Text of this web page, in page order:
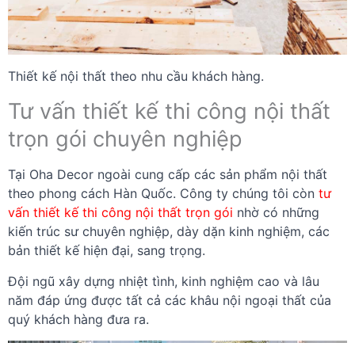
Thiết kế nội thất theo nhu cầu khách hàng.
Tư vấn thiết kế thi công nội thất
trọn gói chuyên nghiệp
Tại Oha Decor ngoài cung cấp các sản phẩm nội thất
theo phong cách Hàn Quốc. Công ty chúng tôi còn tư
vấn thiết kế thi công nội thất trọn gói nhờ có những
kiến trúc sư chuyên nghiệp, dày dặn kinh nghiệm, các
bản thiết kế hiện đại, sang trọng.
Đội ngũ xây dựng nhiệt tình, kinh nghiệm cao và lâu
năm đáp ứng được tất cả các khâu nội ngoại thất của
quý khách hàng đưa ra.